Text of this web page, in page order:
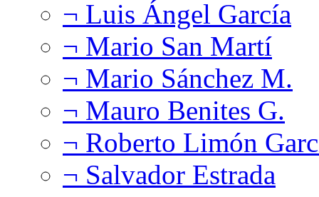
¬ Luis Ángel García
¬ Mario San Martí
¬ Mario Sánchez M.
¬ Mauro Benites G.
¬ Roberto Limón
¬ Salvador Estrada